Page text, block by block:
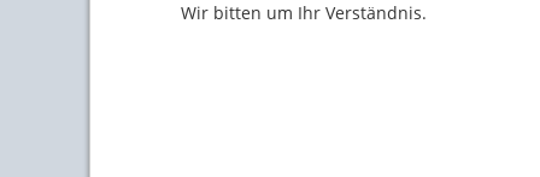
Wir bitten um Ihr Verständnis.